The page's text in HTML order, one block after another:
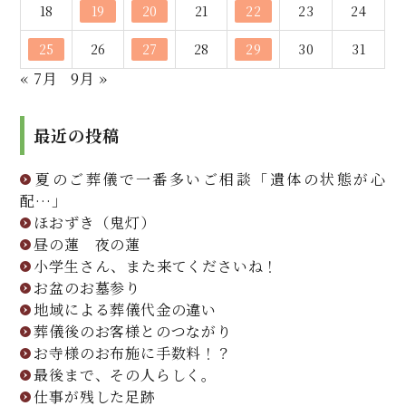
18 19 20 21 22 23 24
25 26 27 28 29 30 31
« 7月 9月 »
最近の投稿
夏のご葬儀で一番多いご相談「遺体の状態が心
配…」
ほおずき（鬼灯）
昼の蓮 夜の蓮
小学生さん、また来てくださいね！
お盆のお墓参り
地域による葬儀代金の違い
葬儀後のお客様とのつながり
お寺様のお布施に手数料！？
最後まで、その人らしく。
仕事が残した足跡